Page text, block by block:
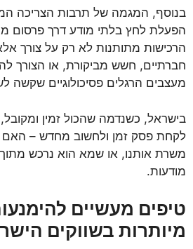
בנוסף, המגמה של תרבות הצריכה
הפעלת לחץ בלתי מודע דרך פרסום
הרכישות מתותנות לא רק על צורך
חברתיים, חשש מביקורת, או הצורך
מעצבים הרגלים פסיכולוגיים שקשה
בישראל, כשנדמה שהכול זמין
לקחת פסק זמן ולחשוב מחדש –
משרת אותנו, או שמא הוא נרכש מתוך
מודעות.
טיפים מעשיים
מיותרות בשווקים